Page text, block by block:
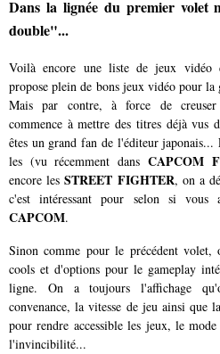
Dans la lignée du premier volet
double"...
Voilà encore une liste de jeux vidéo
propose plein de bons jeux vidéo pour la
Mais par contre, à force de creuser
commence à mettre des titres déjà vus
êtes un grand fan de l'éditeur japonais...
les (vu récemment dans CAPCOM
encore lesSTREET FIGHTER, on a
c'est intéressant pour selon si vous
CAPCOM.
Sinon comme pour le précédent volet,
cools et d'options pour le gameplay
ligne. On a toujours l'affichage
convenance, la vitesse de jeu ainsi
pour rendre accessible les jeux, le
l'invincibilité...